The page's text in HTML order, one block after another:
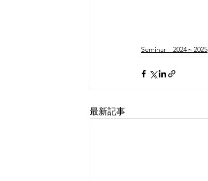
Seminar 2024～2025
最新記事